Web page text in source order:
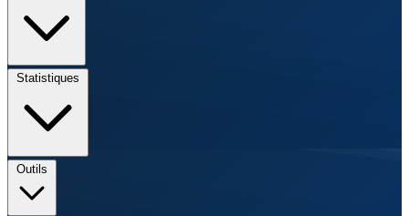
Statistiques
Outils